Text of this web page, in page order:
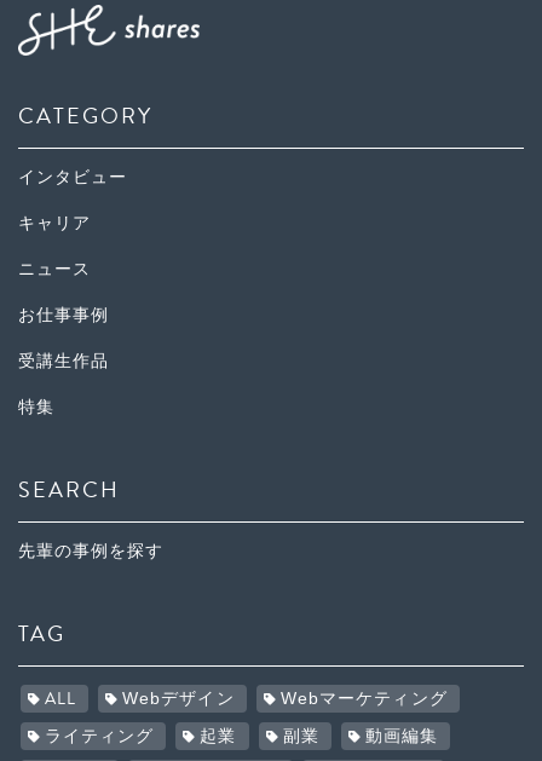
CATEGORY
インタビュー
キャリア
ニュース
お仕事事例
受講生作品
特集
SEARCH
先輩の事例を探す
TAG
ALL Webデザイン Webマーケティング
ライティング 起業 副業 動画編集